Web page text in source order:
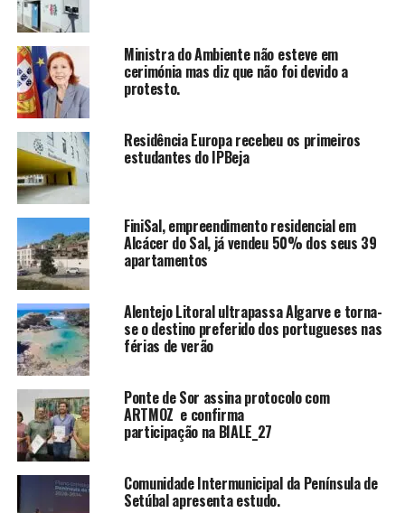
Ministra do Ambiente não esteve em
cerimónia mas diz que não foi devido a
protesto.
Residência Europa recebeu os primeiros
estudantes do IPBeja
FiniSal, empreendimento residencial em
Alcácer do Sal, já vendeu 50% dos seus 39
apartamentos
Alentejo Litoral ultrapassa Algarve e torna-
se o destino preferido dos portugueses nas
férias de verão
Ponte de Sor assina protocolo com
ARTMOZ e confirma
participação na BIALE_27
Comunidade Intermunicipal da Península de
Setúbal apresenta estudo.